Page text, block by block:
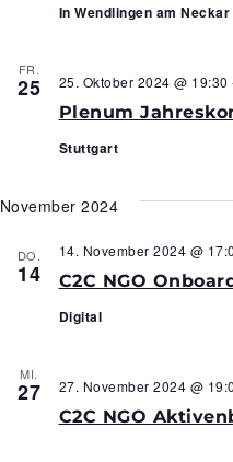
In Wendlingen am Neckar
FR.
25
Plenum
25. Oktober 2024 @ 19:30
Stuttgart
November 2024
DO.
14 C2C NGO
14. November 2024 @
Digital
MI.
27
C2C NGO
27. November 2024 @